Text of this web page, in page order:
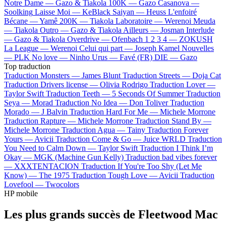
Notre Dame — Gazo & Tiakola 100K — Gazo Casanova —
Soolking Laisse Moi — KeBlack Saiyan — Heuss L'enfoiré
Bécane —Yamê 200K — Tiakola Laboratoire — Werenoi Meuda
— Tiakola Outro — Gazo & Tiakola Ailleurs — Josman Interlude
— Gazo & Tiakola Overdrive — Ofenbach 1 2 3 4 — ZOKUSH
La League — Werenoi Celui qui part — Joseph Kamel Nouvelles
— PLK No love — Ninho Urus — Favé (FR) DIE — Gazo
Top traduction
Traduction Monsters — James Blunt Traduction Streets — Doja Cat
Traduction Drivers license — Olivia Rodrigo Traduction Lover —
Taylor Swift Traduction Teeth — 5 Seconds Of Summer Traduction
Seya — Morad Traduction No Idea — Don Toliver Traduction
Morado — J Balvin Traduction Hard For Me — Michele Morrone
Traduction Rapture — Michele Morrone Traduction Stand By —
Michele Morrone Traduction Agua — Tainy Traduction Forever
Yours — Avicii Traduction Come & Go — Juice WRLD Traduction
You Need to Calm Down — Taylor Swift Traduction I Think I’m
Okay — MGK (Machine Gun Kelly) Traduction bad vibes forever
— XXXTENTACION Traduction If You're Too Shy (Let Me
Know) — The 1975 Traduction Tough Love — Avicii Traduction
Lovefool — Twocolors
HP mobile
Les plus grands succès de Fleetwood Mac